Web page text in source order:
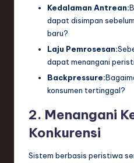
Kedalaman Antrean:
dapat disimpan
baru?
Laju Pemrosesan:
dapat menangani
Backpressure:
konsumen tertinggal?
2. Menangani
Konkurensi
Sistem berbasis peristiwa